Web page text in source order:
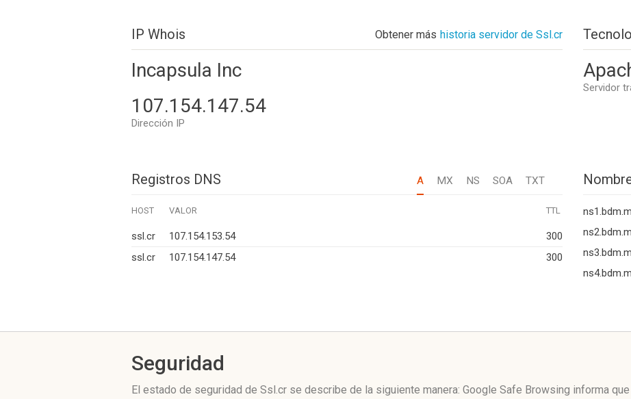
IP Whois Obtener más historia servidor de Ssl.cr
Incapsula Inc
107.154.147.54
Dirección IP
Servidor
Registros DNS A MX NS SOA TXT
HOST VALOR TTL
ssl.cr 107.154.153.54
300
ssl.cr
107.154.147.54 300
Seguridad
El estado de seguridad de Ssl.cr se describe de la siguiente manera: Google Safe Browsing informa